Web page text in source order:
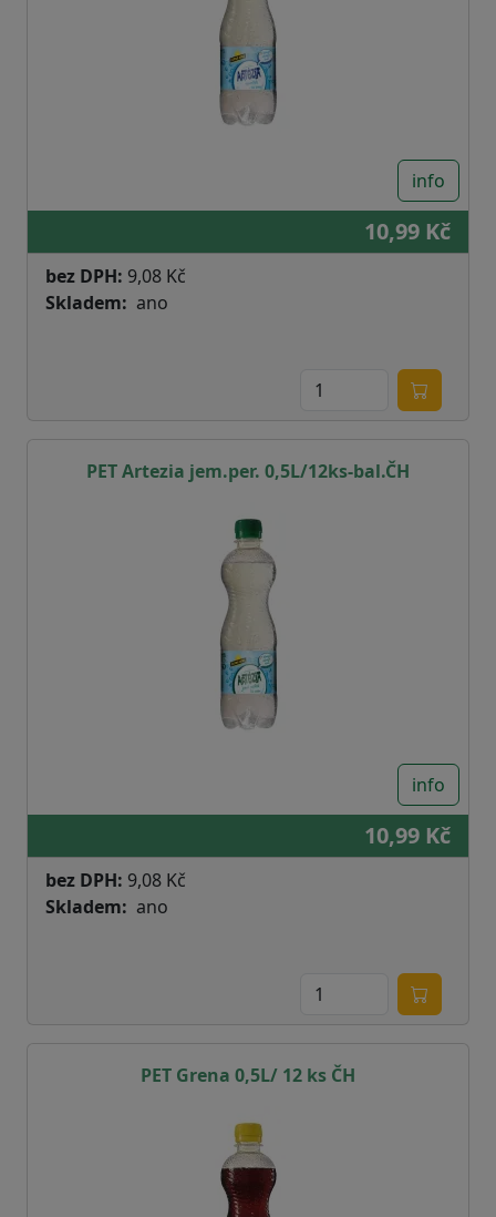
info
10,99 Kč
bez DPH: 9,08 Kč
Skladem
ano
PET Artezia jem.per. 0,5L/12ks-bal.ČH
info
10,99 Kč
bez DPH: 9,08 Kč
Skladem
ano
PET Grena 0,5L/ 12 ks ČH